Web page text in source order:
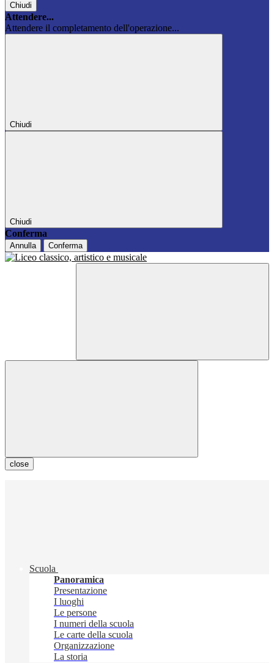
Chiudi
Attendere...
Attendere il completamento dell'operazione...
Chiudi
Chiudi
Conferma
Annulla Conferma
close
Scuola
Panoramica
Presentazione
I luoghi
Le persone
I numeri della scuola
Le carte della scuola
Organizzazione
La storia